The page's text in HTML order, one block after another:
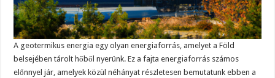
A geotermikus energia egy olyan energiaforrás, amelyet a Föld
belsejében tárolt hőből nyerünk. Ez a fajta energiaforrás számos
előnnyel jár, amelyek közül néhányat részletesen bemutatunk ebben a